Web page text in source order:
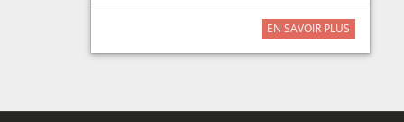
EN SAVOIR PLUS